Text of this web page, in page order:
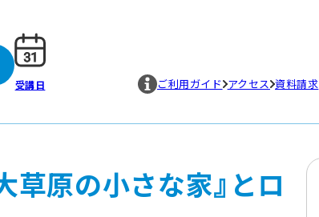
受講日 ご利用ガイド アクセス 資料請求
草原の小さな家』とロ